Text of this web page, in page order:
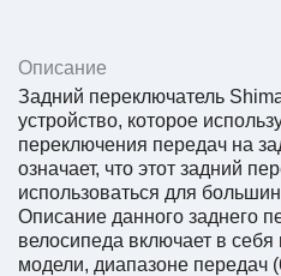
Описание
Задний переключатель
устройство, которое
переключения передач на
означает, что этот задний
использоваться для
Описание данного заднего
велосипеда включает в
модели, диапазоне передач